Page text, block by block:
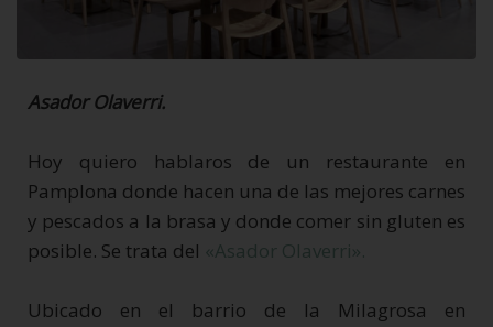
Asador Olaverri.
Hoy quiero hablaros de un restaurante en
Pamplona donde hacen una de las mejores carnes
y pescados a la brasa y donde comer sin gluten es
posible. Se trata del «Asador Olaverri».
Ubicado en el barrio de la Milagrosa en